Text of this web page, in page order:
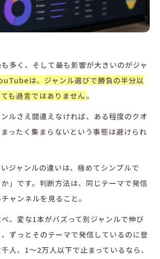
多く、そして最も影響が大きいのがジャ
は、ジャンル選びで勝負の半分以
も過言ではありません 。
ルさえ間違えなければ、ある程度のクオ
ったく集まらないという事態は避けられ
ジャンルの違いは、極めてシンプルで
か」です。判断方法は、同じテーマで発信
ャンネルを見ること。
、変な1本がバズって別ジャンルで伸び
ずっとそのテーマで発信しているのに登
人、1〜2万人以下で止まっているなら、